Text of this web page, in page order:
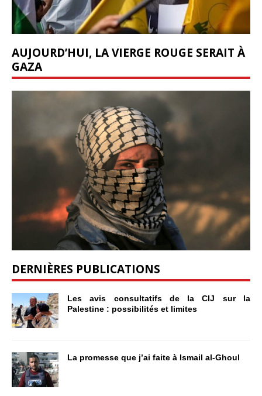
AUJOURD’HUI, LA VIERGE ROUGE SERAIT À
GAZA
DERNIÈRES PUBLICATIONS
Les avis consultatifs de la CIJ sur la
Palestine : possibilités et limites
La promesse que j’ai faite à Ismail al-Ghoul